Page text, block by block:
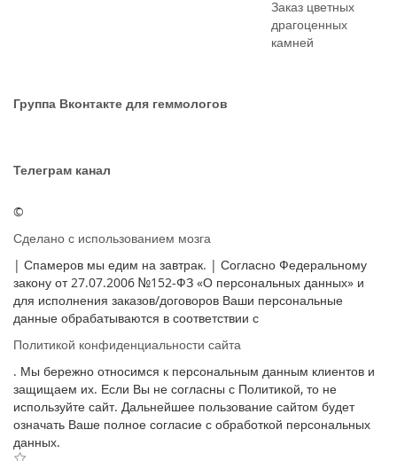
Заказ цветных
драгоценных
камней
Группа Вконтакте для геммологов
Телеграм канал
©
Сделано с использованием мозга
| Спамеров мы едим на завтрак. | Согласно Федеральному
закону от 27.07.2006 №152-ФЗ «О персональных данных» и
для исполнения заказов/договоров Ваши персональные
данные обрабатываются в соответствии с
Политикой конфиденциальности сайта
. Мы бережно относимся к персональным данным клиентов и
защищаем их. Если Вы не согласны с Политикой, то не
используйте сайт. Дальнейшее пользование сайтом будет
означать Ваше полное согласие с обработкой персональных
данных.